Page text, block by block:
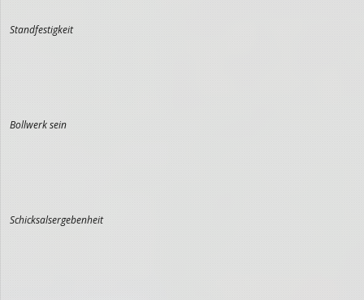
Standfestigkeit
Bollwerk sein
Schicksalsergebenheit